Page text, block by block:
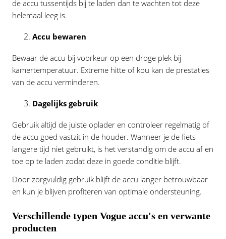
de accu tussentijds bij te laden dan te wachten tot deze
helemaal leeg is.
Accu bewaren
Bewaar de accu bij voorkeur op een droge plek bij
kamertemperatuur. Extreme hitte of kou kan de prestaties
van de accu verminderen.
Dagelijks gebruik
Gebruik altijd de juiste oplader en controleer regelmatig of
de accu goed vastzit in de houder. Wanneer je de fiets
langere tijd niet gebruikt, is het verstandig om de accu af en
toe op te laden zodat deze in goede conditie blijft.
Door zorgvuldig gebruik blijft de accu langer betrouwbaar
en kun je blijven profiteren van optimale ondersteuning.
Verschillende typen Vogue accu's en verwante
producten